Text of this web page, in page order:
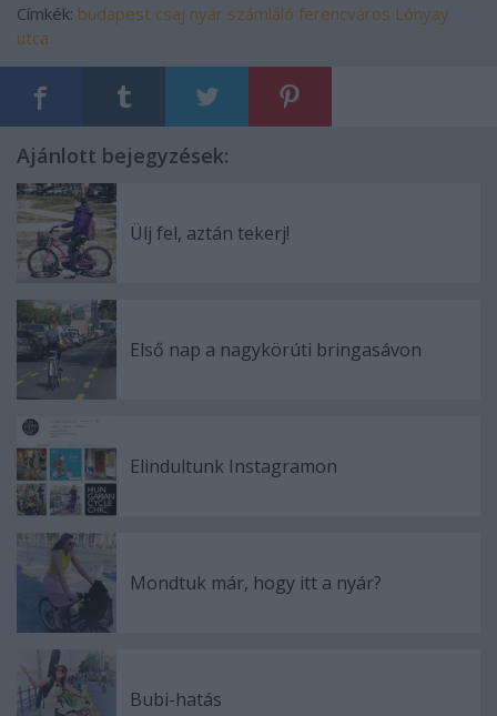
Címkék: budapest csaj nyár számláló ferencváros Lónyay
utca
Ajánlott bejegyzések:
Ülj fel, aztán tekerj!
Első nap a nagykörúti bringasávon
Elindultunk Instagramon
Mondtuk már, hogy itt a nyár?
Bubi-hatás